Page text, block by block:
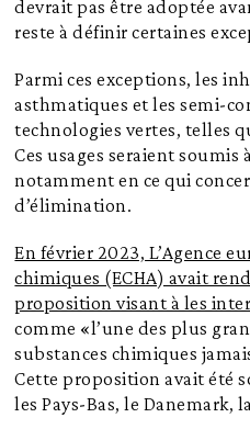
devrait pas être adoptée
reste à définir certaines
Parmi ces exceptions, les
asthmatiques et les semi-
technologies vertes, telles
Ces usages seraient soumis
notamment en ce qui
d’élimination.
En février 2023, L’Agence
chimiques (ECHA) avait
proposition visant à les
comme «l’une des plus
substances chimiques
Cette proposition avait été
les Pays-Bas, le Danemark,